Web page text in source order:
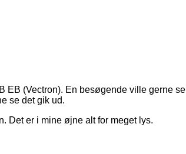
(Vectron). En besøgende ville gerne
se det gik ud.
Det er i mine øjne alt for meget lys.